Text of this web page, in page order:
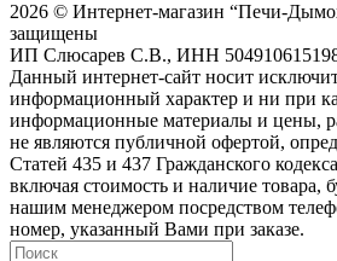
2026 © Интернет-магазин “Печи-
защищены
ИП Слюсарев С.В., ИНН
Данный интернет-сайт носит
информационный характер и ни при
информационные материалы и цены,
не являются публичной офертой,
Статей 435 и 437 Гражданского
включая стоимость и наличие товара,
нашим менеджером посредством
номер, указанный Вами при заказе.